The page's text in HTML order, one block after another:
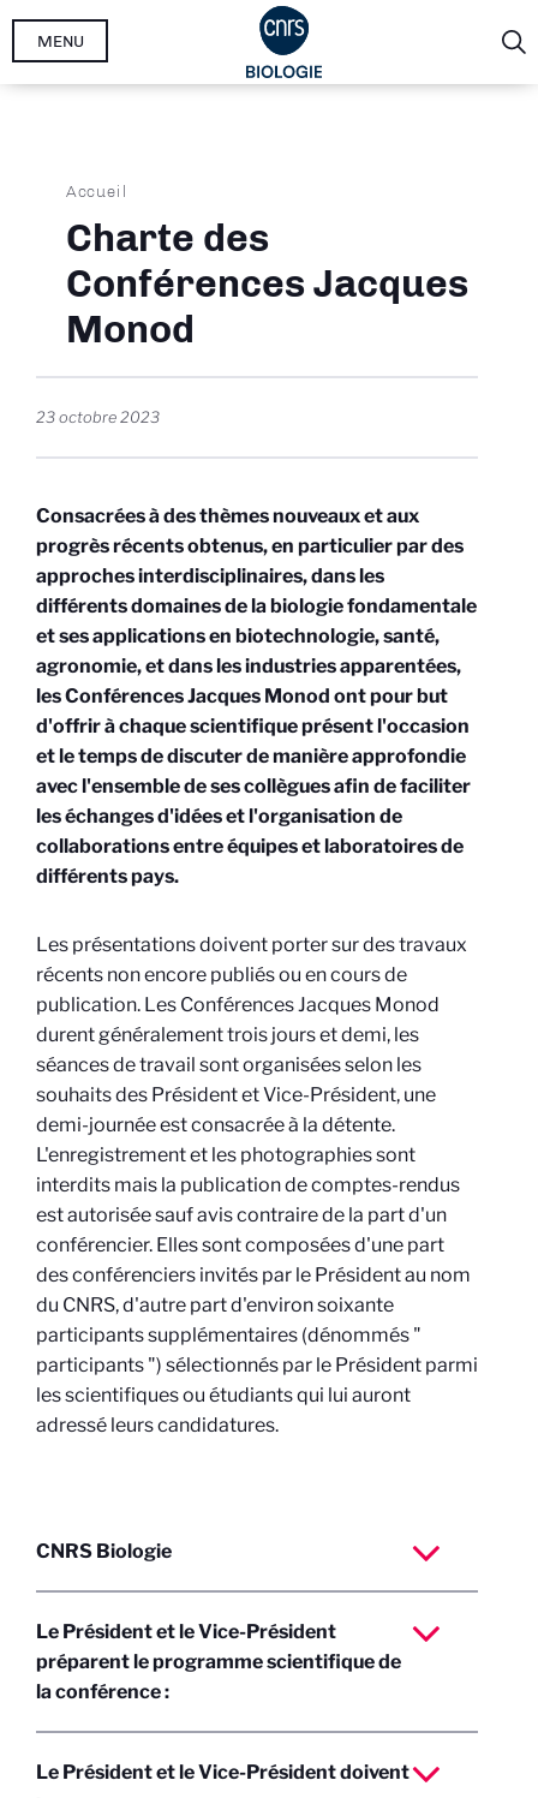
Aller
MENU
Fil
d'Ariane
Accueil
Charte des
Conférences Jacques
Monod
23 octobre 2023
Consacrées à des thèmes nouveaux et aux
progrès récents obtenus, en particulier par des
approches interdisciplinaires, dans les
différents domaines de la biologie fondamentale
et ses applications en biotechnologie, santé,
agronomie, et dans les industries apparentées,
les Conférences Jacques Monod ont pour but
d'offrir à chaque scientifique présent l'occasion
et le temps de discuter de manière approfondie
avec l'ensemble de ses collègues afin de faciliter
les échanges d'idées et l'organisation de
collaborations entre équipes et laboratoires de
différents pays.
Les présentations doivent porter sur des travaux
récents non encore publiés ou en cours de
publication. Les Conférences Jacques Monod
durent généralement trois jours et demi, les
séances de travail sont organisées selon les
souhaits des Président et Vice-Président, une
demi-journée est consacrée à la détente.
L'enregistrement et les photographies sont
interdits mais la publication de comptes-rendus
est autorisée sauf avis contraire de la part d'un
conférencier. Elles sont composées d'une part
des conférenciers invités par le Président au nom
du CNRS, d'autre part d'environ soixante
participants supplémentaires (dénommés "
participants ") sélectionnés par le Président parmi
les scientifiques ou étudiants qui lui auront
adressé leurs candidatures.
CNRS Biologie
Le Président et le Vice-Président
préparent le programme scientifique de
la conférence :
Le Président et le Vice-Président doivent